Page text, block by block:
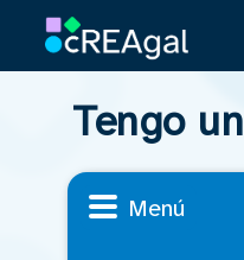
Tengo
Menú